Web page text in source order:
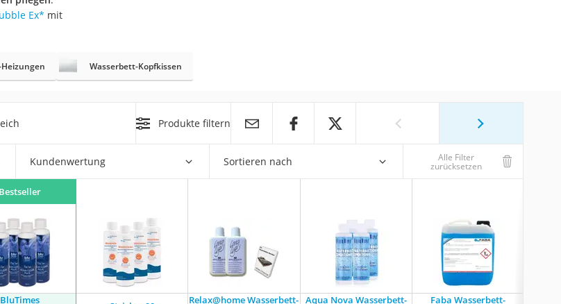
Ex* mit
Wasserbett-Kopfkissen
Produkte filtern
Kundenwertung Sortieren nach Alle Filter
zurücksetzen
Bestseller
BluTimes
Relax@home Wasserbett- Aqua Nova Wasserbett-
Faba Wasserbett-